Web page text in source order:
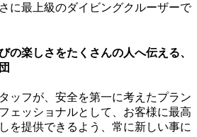
に最上級のダイビングクルーザーで
の楽しさをたくさんの人へ伝える、
ッフが、安全を第一に考えたプラン
ェッショナルとして、お客様に最高
を提供できるよう、常に新しい事に